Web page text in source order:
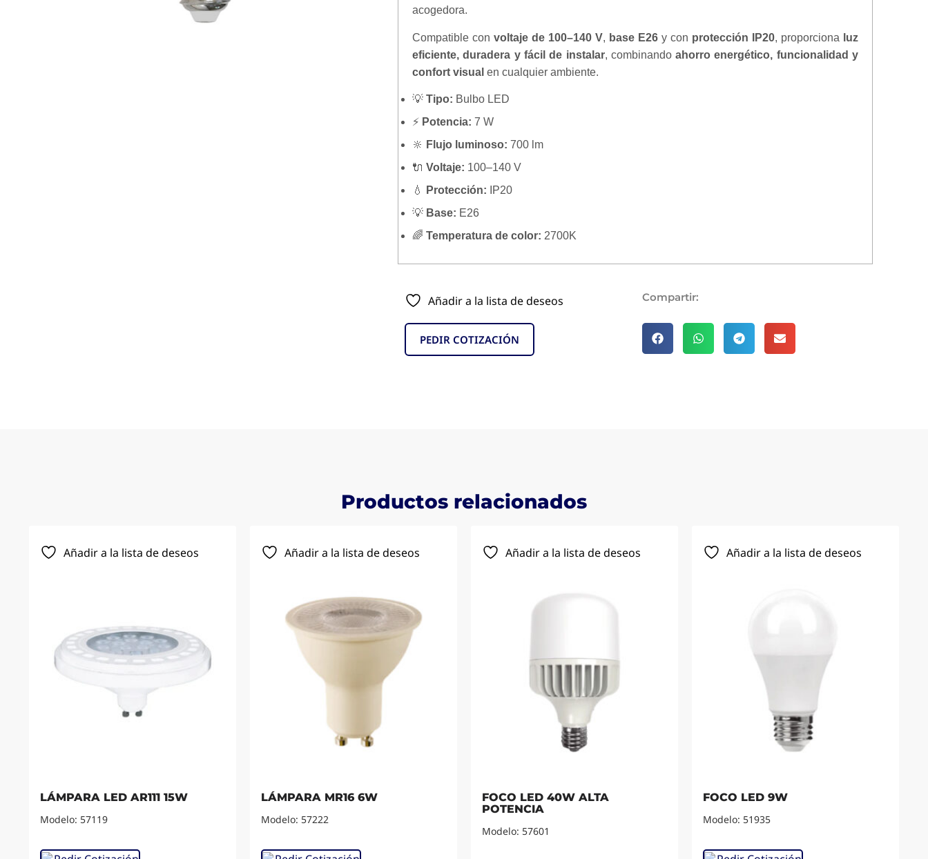
acogedora.
Compatible con voltaje de 100–140 V, base E26 y con protección IP20, proporciona
luz
eficiente, duradera y fácil de instalar, combinandoahorro energético, funcionalidad y
confort visual en cualquier ambiente.
💡 Tipo: Bulbo LED
⚡ Potencia: 7 W
🔆 Flujo luminoso: 700 lm
🔌 Voltaje: 100–140 V
💧
Protección: IP20
💡 Base: E26
🌈 Temperatura de color: 2700K
Compartir:
Añadir a la lista de deseos
PEDIR COTIZACIÓN
Productos relacionados
Añadir a la lista de deseos
LÁMPARA LED AR111 15W
Modelo: 57119
Añadir a la lista de deseos
LÁMPARA MR16 6W
Modelo: 57222
Añadir a la lista de deseos
FOCO LED 40W ALTA
POTENCIA
Modelo: 57601
Añadir a la lista de deseos
FOCO LED 9W
Modelo: 51935